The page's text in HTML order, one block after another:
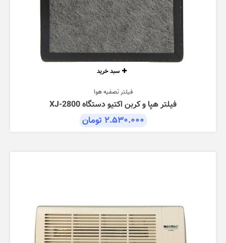
سبد خرید
فیلتر تصفیه هوا
فیلتر هپا و کربن اکتیو دستگاه XJ-2800
۲.۵۳۰.۰۰۰ تومان